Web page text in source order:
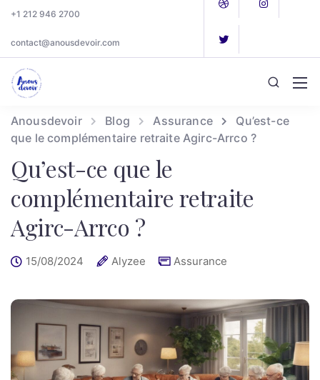
+1 212 946 2700
contact@anousdevoir.com
Anousdevoir Blog Assurance
Qu’est-ce
que le complémentaire retraite Agirc-Arrco ?
Qu’est-ce que le
complémentaire retraite
Agirc-Arrco ?
15/08/2024 Alyzee Assurance